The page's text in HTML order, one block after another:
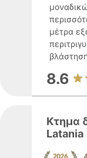
μέτρα
8.6
Κτημα
Latania